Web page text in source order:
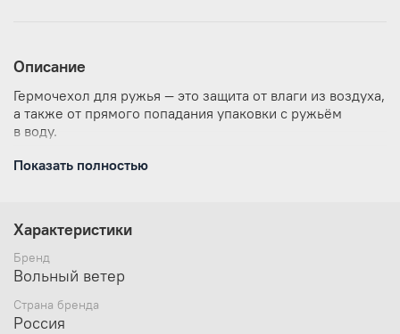
Описание
Гермочехол для ружья — это защита от влаги из воздуха,
а также от прямого попадания упаковки с ружьём
в воду.
Данная гермоупаковка для ружья была создана
сплавах по рекам Дальнего Востока
и максимально надёжную систему закрывания —
скрутку, которая позволяет быстро и тихо открыть
чехол и достать ружьё
Отсутствие молний и допалнительных клапанов
Показать полностью
Характеристики
Бренд
Вольный ветер
Страна бренда
Россия